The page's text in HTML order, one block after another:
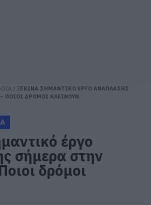
/ ΞΕΚΙΝΑ ΣΗΜΑΝΤΙΚΟ ΕΡΓΟ ΑΝΑΠΛΑΣΗΣ
ΠΟΙΟΙ ΔΡΟΜΟΙ ΚΛΕΙΝΟΥΝ
έργο
σήμερα στην
δρόμοι